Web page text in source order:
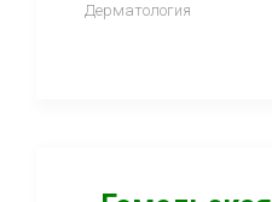
Дерматология